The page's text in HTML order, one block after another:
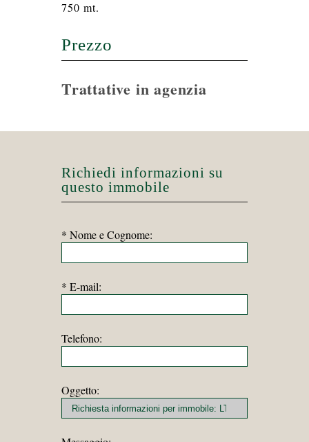
750 mt.
Prezzo
Trattative in agenzia
Richiedi informazioni su
questo immobile
* Nome e Cognome:
* E-mail:
Telefono:
Oggetto: